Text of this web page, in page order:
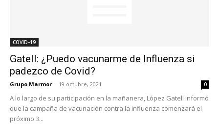
COVID-19
Gatell: ¿Puedo vacunarme de Influenza si
padezco de Covid?
Grupo Marmor - 19 octubre, 2021 0
A lo largo de su participación en la mañanera, López Gatell informó
que la campaña de vacunación contra la influenza comenzará el
próximo 3...